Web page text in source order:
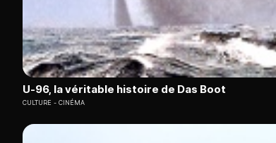
U-96, la véritable histoire de Das Boot
CULTURE CINÉMA